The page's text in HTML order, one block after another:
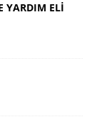
YARDIM ELİ